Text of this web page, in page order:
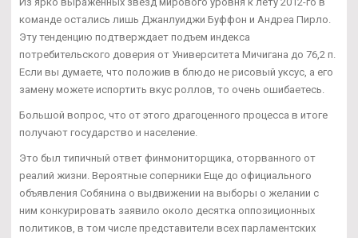
команде остались лишь Джанлуиджи Буффон и Андреа Пирло.
Эту тенденцию подтверждает подъем индекса
потребительского доверия от Университета Мичигана до 76,2 п.
Если вы думаете, что положив в блюдо не рисовый уксус, а его
замену можете испортить вкус роллов, то очень ошибаетесь.
Большой вопрос, что от этого драгоценного процесса в итоге
получают государство и население.
Это был типичный ответ финмониторщика, оторванного от
реалий жизни. Вероятные соперники Еще до официального
объявления Собянина о выдвижении на выборы о желании с
ним конкурировать заявило около десятка оппозиционных
политиков, в том числе представители всех парламентских